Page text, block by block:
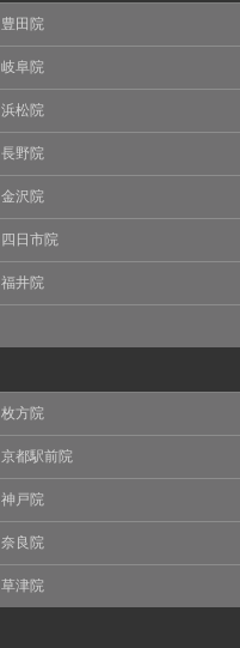
豊田院
岐阜院
浜松院
長野院
金沢院
四日市院
福井院
枚方院
京都駅前院
神戸院
奈良院
草津院